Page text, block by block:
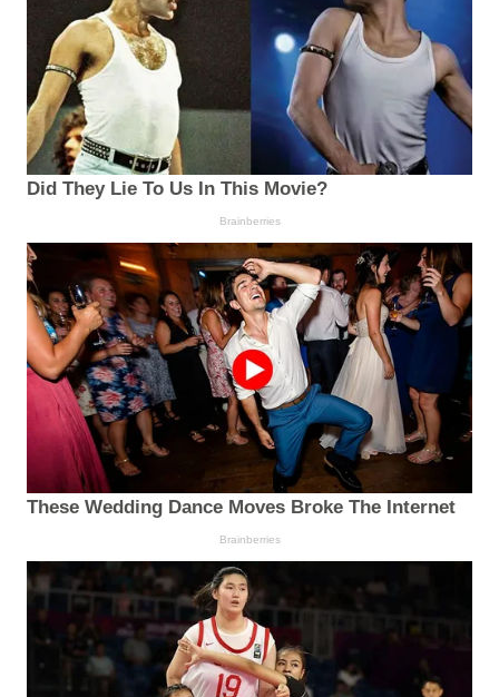
Did They Lie To Us In This Movie?
Brainberries
These Wedding Dance Moves Broke The Internet
Brainberries